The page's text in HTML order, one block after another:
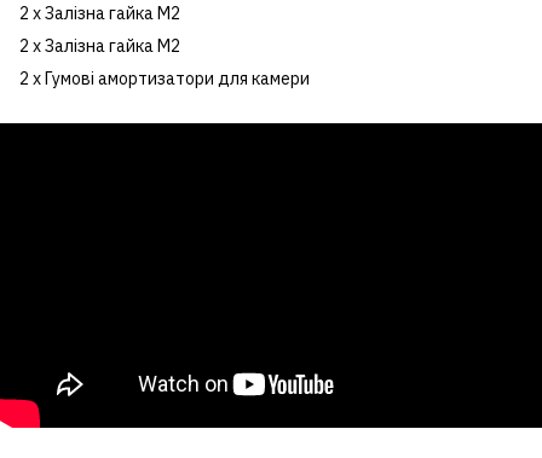
2 x Залізна гайка М2
2 x Залізна гайка М2
2 x Гумові амортизатори для камери